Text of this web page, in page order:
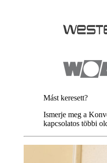
Mást keresett?
Ismerje meg a
kapcsolatos többi